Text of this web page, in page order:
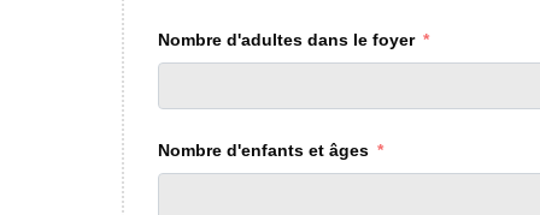
Nombre d'adultes dans le foyer
Nombre d'enfants et âges